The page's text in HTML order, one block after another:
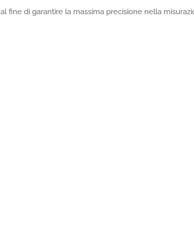
al fine di garantire la massima precisione nella